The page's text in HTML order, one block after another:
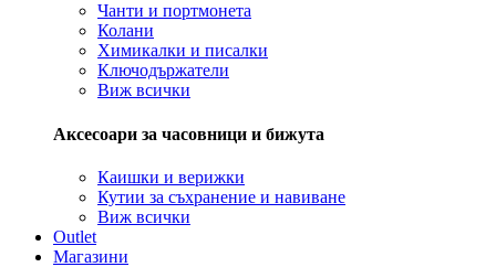
Чанти и портмонета
Колани
Химикалки и писалки
Ключодържатели
Виж всички
Аксесоари за часовници и бижута
Каишки и верижки
Кутии за съхранение и навиване
Виж всички
Outlet
Магазини